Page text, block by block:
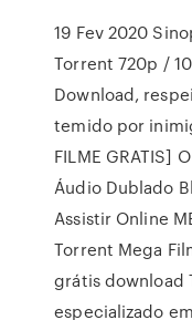
19 Fev 2020
Torrent 720p /
Download,
temido por
FILME GRATIS]
Áudio Dublado
Assistir Online
Torrent Mega
grátis download
especializado